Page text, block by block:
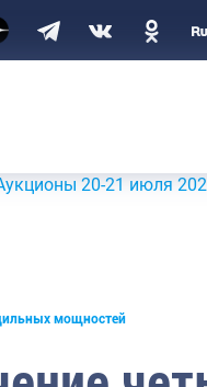
20-21 июля 2026 г.
мощностей